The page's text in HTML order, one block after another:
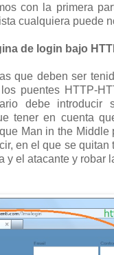
con la primera
cualquiera puede
de login bajo
que deben ser
puentes HTTP-
debe introducir
tener en cuenta
Man in the Middle
en el que se
y el atacante y robar